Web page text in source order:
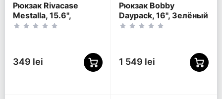
Рюкзак Rivacase
Mestalla, 15.6",
Золотой
349 lei
Рюкзак Bobby
Daypack, 16", Зелёный
1 549 lei